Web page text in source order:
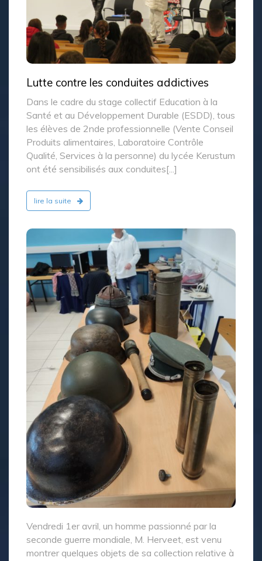
Lutte contre les conduites addictives
Dans le cadre du stage collectif Education à la
Santé et au Développement Durable (ESDD), tous
les élèves de 2nde professionnelle (Vente Conseil
Produits alimentaires, Laboratoire Contrôle
Qualité, Services à la personne) du lycée Kerustum
ont été sensibilisés aux conduites[...]
lire la suite
Vendredi 1er avril, un homme passionné par la
seconde guerre mondiale, M. Herveet, est venu
montrer quelques objets de sa collection relative à